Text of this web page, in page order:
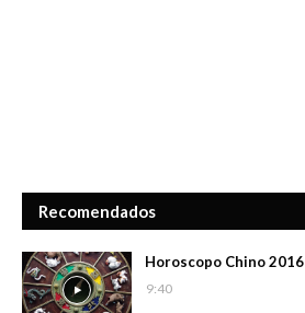
Recomendados
Horoscopo Chino 2016
9:40